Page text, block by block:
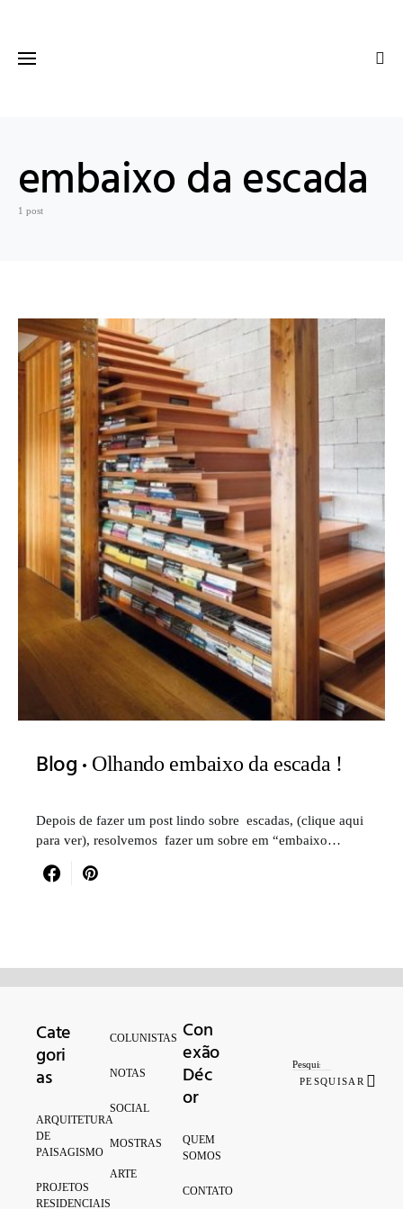
embaixo da escada
1 post
Blog Olhando embaixo da escada !
Depois de fazer um post lindo sobre escadas, (clique aqui
para ver), resolvemos fazer um sobre em “embaixo…
Cate
gori
as
ARQUITETURA
DE
PAISAGISMO
PROJETOS
RESIDENCIAIS
COLUNISTAS
NOTAS
SOCIAL
MOSTRAS
ARTE
Con
exão
Déc
or
QUEM
SOMOS
CONTATO
PESQUISAR